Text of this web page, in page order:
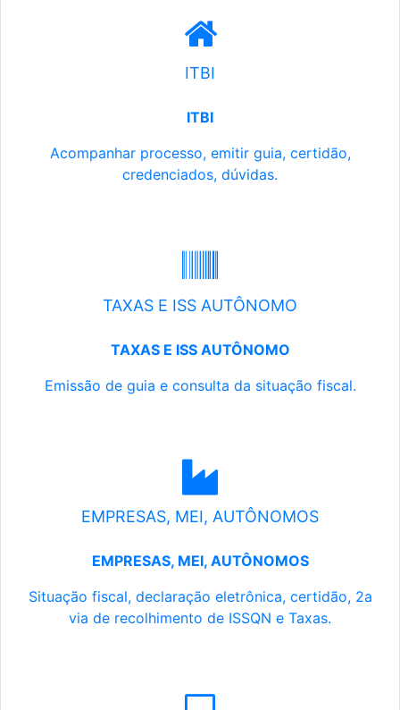
ITBI
ITBI
Acompanhar processo, emitir guia, certidão,
credenciados, dúvidas.
TAXAS E ISS AUTÔNOMO
TAXAS E ISS AUTÔNOMO
Emissão de guia e consulta da situação fiscal.
EMPRESAS, MEI, AUTÔNOMOS
EMPRESAS, MEI, AUTÔNOMOS
Situação fiscal, declaração eletrônica, certidão, 2a
via de recolhimento de ISSQN e Taxas.